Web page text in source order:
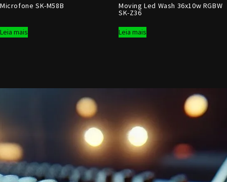
Microfone SK-M58B
Leia mais
Moving Led Wash 36x10w RGBW
SK-Z36
Leia mais